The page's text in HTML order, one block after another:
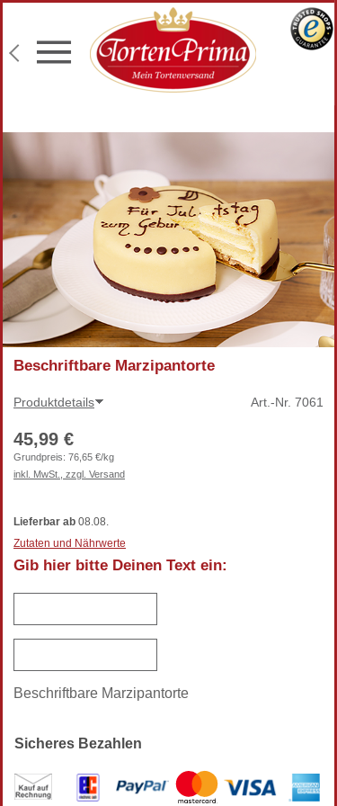
Konditor-Qualität
Torten mit Wunschtext
Lieferung an Wunschadresse
Beschriftbare Marzipantorte
Produktdetails Art.-Nr. 7061
45,99 €
Grundpreis: 76,65 €/kg
inkl. MwSt., zzgl. Versand
Lieferbar ab 08.08.
Zutaten und Nährwerte
Gib hier bitte Deinen Text ein:
Beschriftbare Marzipantorte
Sicheres Bezahlen